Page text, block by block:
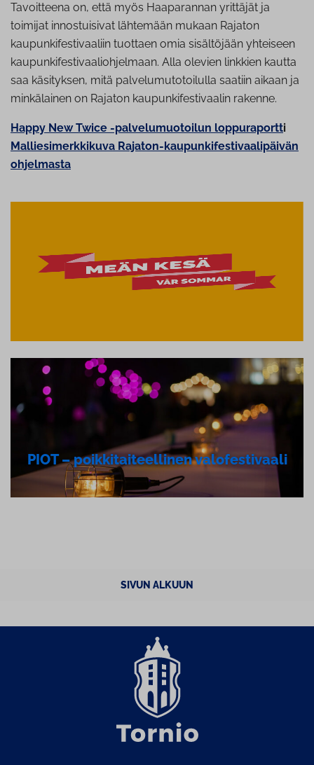
Tavoitteena on, että myös Haaparannan yrittäjät ja
toimijat innostuisivat lähtemään mukaan Rajaton
kaupunkifestivaaliin tuottaen omia sisältöjään yhteiseen
kaupunkifestivaaliohjelmaan. Alla olevien linkkien kautta
saa käsityksen, mitä palvelumutotoilulla saatiin aikaan ja
minkälainen on Rajaton kaupunkifestivaalin rakenne.
Happy New Twice -palvelumuotoilun loppuraportti
Malliesimerkkikuva Rajaton-kaupunkifestivaalipäivän
ohjelmasta
PIOT – poik­ki­tai­teel­li­nen va­lo­fes­ti­vaa­li
SIVUN ALKUUN